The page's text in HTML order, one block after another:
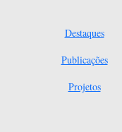
Destaques
Publicações
Projetos